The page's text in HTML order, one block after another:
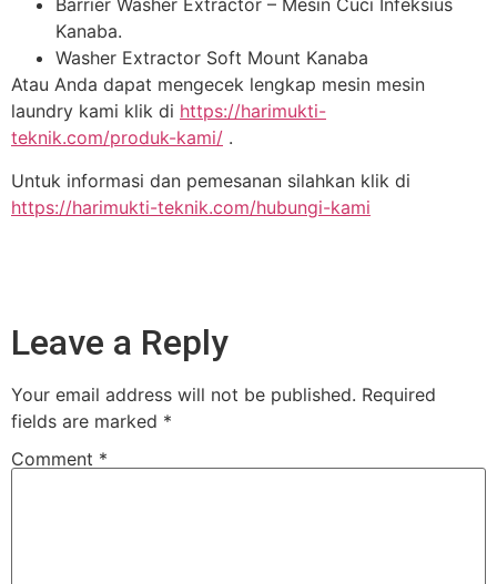
Barrier Washer Extractor – Mesin Cuci Infeksius
Kanaba.
Washer Extractor Soft Mount Kanaba
Atau Anda dapat mengecek lengkap mesin mesin
laundry kami klik di https://harimukti-
teknik.com/produk-kami/ .
Untuk informasi dan pemesanan silahkan klik di
https://harimukti-teknik.com/hubungi-kami
Leave a Reply
Your email address will not be published. Required
fields are marked *
Comment *